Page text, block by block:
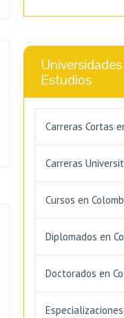
Estudios
Carreras Cortas
Carreras
Cursos en
Diplomados en
Doctorados en